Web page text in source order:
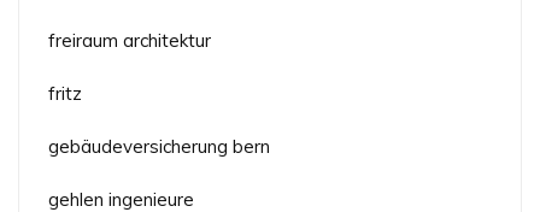
freiraum architektur
fritz
gebäudeversicherung bern
gehlen ingenieure